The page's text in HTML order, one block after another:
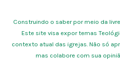
Construindo o saber por meio da
Este site visa expor temas
contexto atual das igrejas. Não só
mas colabore com sua